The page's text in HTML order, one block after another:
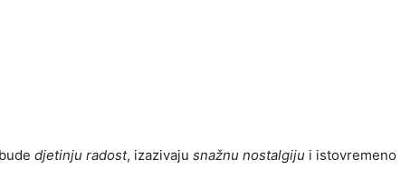
djetinju radost, izazivaju snažnu nostalgiju i istovremeno